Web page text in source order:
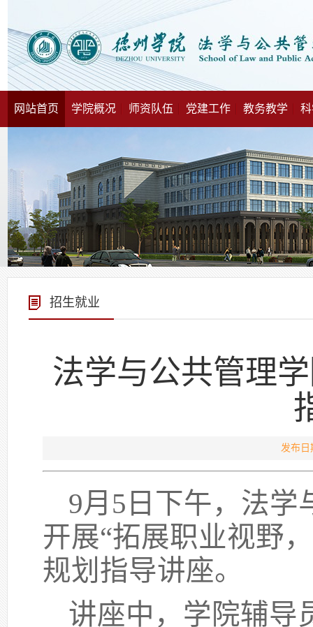
网站首页 学院概况 师资队伍 党建工作 教务教学
招生就业
法学与公共管理
发布
9月5日下午， 法学
开展“拓展职业视野
规划指导讲座。
讲座中 ， 学院辅导